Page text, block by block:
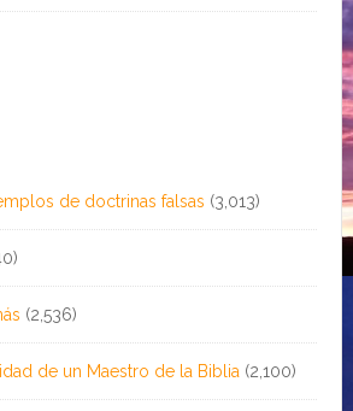
de doctrinas falsas (3,013)
(2,536)
de un Maestro de la Biblia (2,100)